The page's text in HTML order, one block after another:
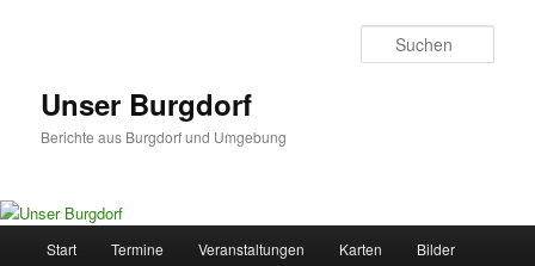
Unser Burgdorf
Berichte aus Burgdorf und Umgebung
Start Termine Veranstaltungen Karten Bilder